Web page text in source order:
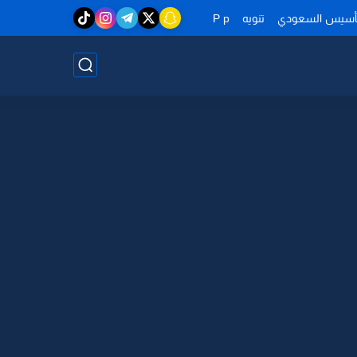
السعودي تنويه P p